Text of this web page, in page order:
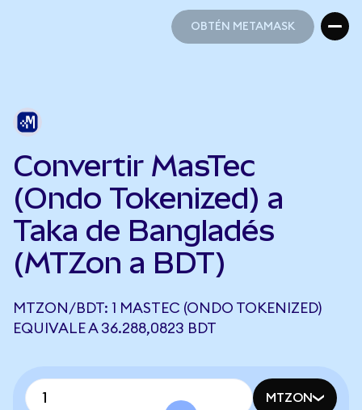
OBTÉN METAMASK
Convertir MasTec
(Ondo Tokenized) a
Taka de Bangladés
(MTZon a BDT)
MTZON/BDT: 1 MASTEC (ONDO TOKENIZED)
EQUIVALE A 36.288,0823 BDT
MTZON